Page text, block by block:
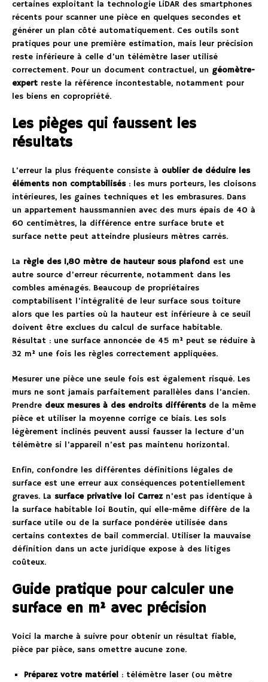
certaines exploitant la technologie LiDAR des smartphones
récents pour scanner une pièce en quelques secondes et
générer un plan côté automatiquement. Ces outils sont
pratiques pour une première estimation, mais leur précision
reste inférieure à celle d’un télémètre laser utilisé
correctement. Pour un document contractuel, un géomètre-
expert reste la référence incontestable, notamment pour
les biens en copropriété.
Les pièges qui faussent les
résultats
L’erreur la plus fréquente consiste à oublier de déduire les
éléments non comptabilisés: les murs porteurs, les cloisons
intérieures, les gaines techniques et les embrasures. Dans
un appartement haussmannien avec des murs épais de 40 à
60 centimètres, la différence entre surface brute et
surface nette peut atteindre plusieurs mètres carrés.
La règle des 1,80 mètre de hauteur sous plafond est une
autre source d’erreur récurrente, notamment dans les
combles aménagés. Beaucoup de propriétaires
comptabilisent l’intégralité de leur surface sous toiture
alors que les parties où la hauteur est inférieure à ce seuil
doivent être exclues du calcul de surface habitable.
Résultat : une surface annoncée de 45 m² peut se réduire à
32 m² une fois les règles correctement appliquées.
Mesurer une pièce une seule fois est également risqué. Les
murs ne sont jamais parfaitement parallèles dans l’ancien.
Prendre deux mesures à des endroits différentsde la même
pièce et utiliser la moyenne corrige ce biais. Les sols
légèrement inclinés peuvent aussi fausser la lecture d’un
télémètre si l’appareil n’est pas maintenu horizontal.
Enfin, confondre les différentes définitions légales de
surface est une erreur aux conséquences potentiellement
graves. La surface privative loi Carrezn’est pas identique à
la surface habitable loi Boutin, qui elle-même diffère de la
surface utile ou de la surface pondérée utilisée dans
certains contextes de bail commercial. Utiliser la mauvaise
définition dans un acte juridique expose à des litiges
coûteux.
Guide pratique pour calculer une
surface en m² avec précision
Voici la marche à suivre pour obtenir un résultat fiable,
pièce par pièce, sans omettre aucune zone.
Préparez votre matériel : télémètre laser (ou mètre